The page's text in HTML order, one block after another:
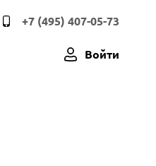
+7 (495) 407-05-73
Войти